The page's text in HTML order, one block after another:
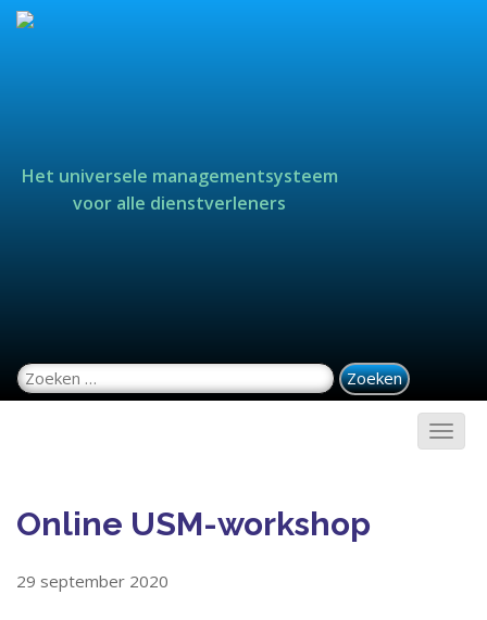
Het universele managementsysteem
voor alle dienstverleners
Zoeken naar:
Online USM-workshop
29 september 2020